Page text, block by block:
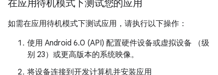
在应用待机模式下测试您的应用
如需在应用待机模式下测试应用，请执行以下操作：
使用 Android 6.0 (API) 配置硬件设备或虚拟设备 （级
别 23）或更高版本的系统映像。
将设备连接到开发计算机并安装应用